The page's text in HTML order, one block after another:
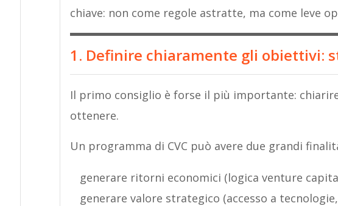
chiave: non come regole astratte, ma come leve
1. Definire chiaramente gli obiettivi:
Il primo consiglio è forse il più importante:
ottenere.
Un programma di CVC può avere due grandi
generare ritorni economici (logica venture
generare valore strategico (accesso a